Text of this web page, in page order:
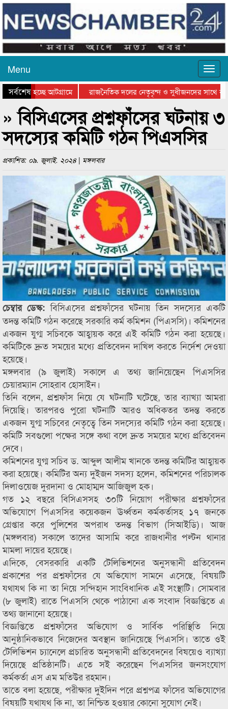
Menu
সর্বশেষ
হচ্ছে আটগ্রামে
রাজনৈতিক দলের নেতৃবৃন্দ ও সুধীজনদের সাথে
পুরস্কার বিতরণ সম্পন্ন
সিলেটে বাংলাদেশ গ্রুপ থিয়েটার ফেডারেশানের
» বিসিএসের প্রশ্নফাঁসের ঘটনায় ৩
সদস্যের কমিটি গঠন পিএসসির
প্রকাশিত: ০৯. জুলাই. ২০২৪ | মঙ্গলবার
চেম্বার ডেস্ক:বিসিএসের প্রশ্নফাঁসের ঘটনায় তিন সদস্যের একটি
তদন্ত কমিটি গঠন করেছে সরকারি কর্ম কমিশন (পিএসসি)। কমিশনের
একজন যুগ্ম সচিবকে আহ্বায়ক করে এই কমিটি গঠন করা হয়েছে।
কমিটিকে দ্রুত সময়ের মধ্যে প্রতিবেদন দাখিল করতে নির্দেশ দেওয়া
হয়েছে।
মঙ্গলবার (৯ জুলাই) সকালে এ তথ্য জানিয়েছেন পিএসসির
চেয়ারম্যান সোহরাব হোসাইন।
তিনি বলেন, প্রশ্নফাঁস নিয়ে যে ঘটনাটি ঘটেছে, তার ব্যাখ্যা আমরা
দিয়েছি। তারপরও পুরো ঘটনাটি আরও অধিকতর তদন্ত করতে
একজন যুগ্ম সচিবের নেতৃত্বে তিন সদস্যের কমিটি গঠন করা হয়েছে।
কমিটি সবগুলো পক্ষের সঙ্গে কথা বলে দ্রুত সময়ের মধ্যে প্রতিবেদন
দেবে।
কমিশনের যুগ্ম সচিব ড. আব্দুল আলীম খানকে তদন্ত কমিটির আহ্বায়ক
করা হয়েছে। কমিটির অন্য দুইজন সদস্য হলেন, কমিশনের পরিচালক
দিলাওয়েজ দুরদানা ও মোহাম্মদ আজিজুল হক।
গত ১২ বছরে বিসিএসসহ ৩০টি নিয়োগ পরীক্ষার প্রশ্নফাঁসের
অভিযোগে পিএসসির কয়েকজন ঊর্ধ্বতন কর্মকর্তাসহ ১৭ জনকে
গ্রেপ্তার করে পুলিশের অপরাধ তদন্ত বিভাগ (সিআইডি)। আজ
(মঙ্গলবার) সকালে তাদের আসামি করে রাজধানীর পল্টন থানার
মামলা দায়ের হয়েছে।
এদিকে, বেসরকারি একটি টেলিভিশনের অনুসন্ধানী প্রতিবেদন
প্রকাশের পর প্রশ্নফাঁসের যে অভিযোগ সামনে এসেছে, বিষয়টি
যথাযথ কি না তা নিয়ে সন্দিহান সাংবিধানিক এই সংস্থাটি। সোমবার
(৮ জুলাই) রাতে পিএসসি থেকে পাঠানো এক সংবাদ বিজ্ঞপ্তিতে এ
তথ্য জানানো হয়েছে।
বিজ্ঞপ্তিতে প্রশ্নফাঁসের অভিযোগ ও সার্বিক পরিস্থিতি নিয়ে
আনুষ্ঠানিকভাবে নিজেদের অবস্থান জানিয়েছে পিএসসি। তাতে ওই
টেলিভিশন চ্যানেলে প্রচারিত অনুসন্ধানী প্রতিবেদনের বিষয়েও ব্যাখ্যা
দিয়েছে প্রতিষ্ঠানটি। এতে সই করেছেন পিএসসির জনসংযোগ
কর্মকর্তা এস এম মতিউর রহমান।
তাতে বলা হয়েছে, পরীক্ষার দুইদিন পরে প্রশ্নপত্র ফাঁসের অভিযোগের
বিষয়টি যথাযথ কি না, তা নিশ্চিত হওয়ার কোনো সুযোগ নেই।